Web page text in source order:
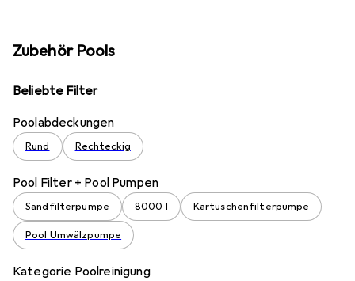
Zubehör Pools
Beliebte Filter
Poolabdeckungen
Rund Rechteckig
Pool Filter + Pool Pumpen
Sandfilterpumpe 8000 l Kartuschenfilterpumpe
Pool Umwälzpumpe
Kategorie Poolreinigung